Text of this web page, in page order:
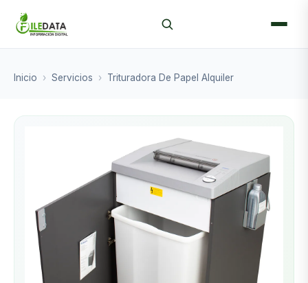
Inicio › Servicios › Trituradora De Papel Alquiler